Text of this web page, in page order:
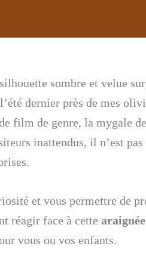
sombre et velue
dernier près de mes
film de genre, la mygale
inattendus, il n’est pas
et vous permettre de
réagir face à cette araignée
vous ou vos enfants.